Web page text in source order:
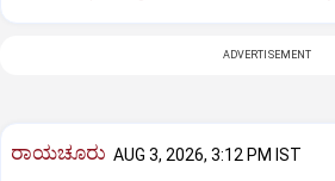
ADVERTISEMENT
ರಾಯಚೂರು AUG 3, 2026, 3:12 PM IST